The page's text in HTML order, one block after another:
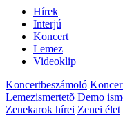
Hírek
Interjú
Koncert
Lemez
Videoklip
Koncertbeszámoló
Lemezismertetõ Demo
Zenekarok hírei Zenei élet